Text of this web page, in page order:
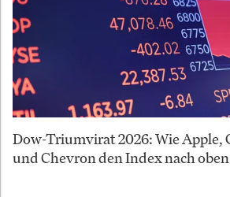
Dow-Triumvirat 2026: Wie Apple,
und Chevron den Index nach